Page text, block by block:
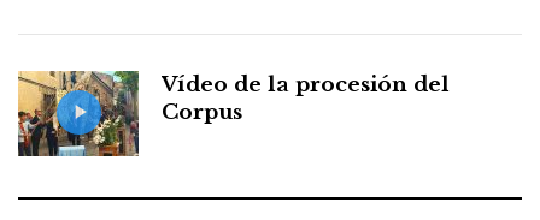
Vídeo de la procesión del
Corpus